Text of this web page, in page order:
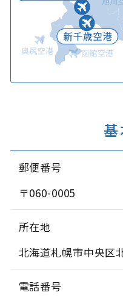
郵便番号
〒060-0005
所在地
北海道札幌市中央区
電話番号